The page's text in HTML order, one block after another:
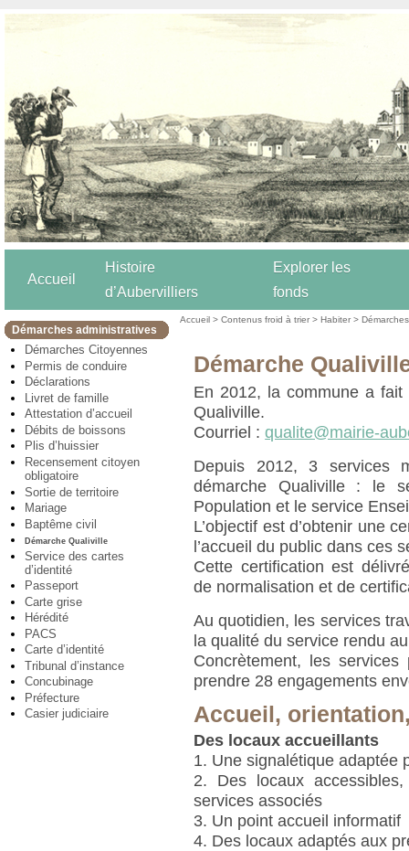
Accueil
Histoire
d’Aubervilliers
Explorer les
fonds
Démarches administratives
Démarches Citoyennes
Permis de conduire
Déclarations
Livret de famille
Attestation d’accueil
Débits de boissons
Plis d’huissier
Recensement citoyen
obligatoire
Sortie de territoire
Mariage
Baptême civil
Démarche Qualiville
Service des cartes
d’identité
Passeport
Carte grise
Hérédité
PACS
Carte d’identité
Tribunal d’instance
Concubinage
Préfecture
Casier judiciaire
Accueil >Contenus froid à trier >Habiter >
Démarche
En 2012, la commune a fait
Qualiville.
Courriel :qualite@mairie-
Depuis 2012, 3 services
démarche Qualiville : le
Population et le service
L’objectif est d’obtenir une
l’accueil du public dans ces
Cette certification est
de normalisation et de
Au quotidien, les services
la qualité du service rendu
Concrètement, les
prendre 28 engagements
Accueil,
Des locaux accueillants
1. Une signalétique adaptée
2. Des locaux
services associés
3. Un point accueil informatif
4. Des locaux adaptés aux